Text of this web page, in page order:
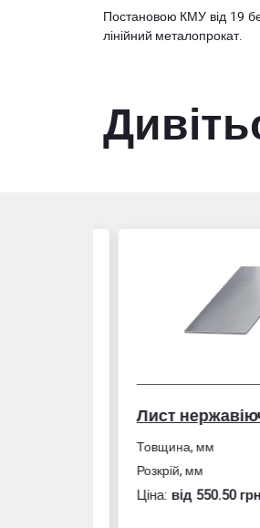
Постановою КМУ від 19
лінійний металопрокат.
Товщина, мм
Розкрій, мм
Ціна:вiд 550.50 грн